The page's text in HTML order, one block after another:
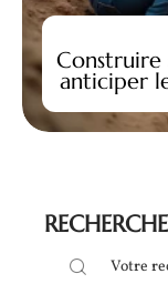
Construire
anticiper
RECHERCHE